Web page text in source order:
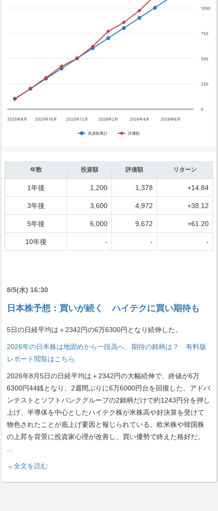
投資額累計 評価額
2025年8月 2025年10月 2025年12月 2026年2月 2026年4月 2026年6月
0
250
500
750
1000
年数 投資額 評価額 リターン
1年後 1,200 1,378 +14.84
3年後 3,600 4,972 +38.12
5年後 6,000 9,672 +61.20
10年後 - - -
8/5(水) 16:30
日本株予想：買いが続く ハイテクに買い期待も
5日の日経平均は＋2342円の6万6300円となり続伸した。
2026年の日本株は地固めから一段高へ、期待の銘柄は？ 有料版
レポート閲覧はこちら
2026年8月5日の日経平均は＋2342円の大幅続伸で、終値が6万
6300円44銭となり、2週間ぶりに6万6000円台を回復した。アドバ
ンテストとソフトバンクグループの2銘柄だけで約1243円分を押し
上げ、半導体を中心としたハイテク株が米株高や好決算を受けて
物色されたことが底上げ要因と報じられている。欧米株や韓国株
の上昇を背景に投資家心理が改善し、買い優勢で終えた格好だ。
...
→全文を読む